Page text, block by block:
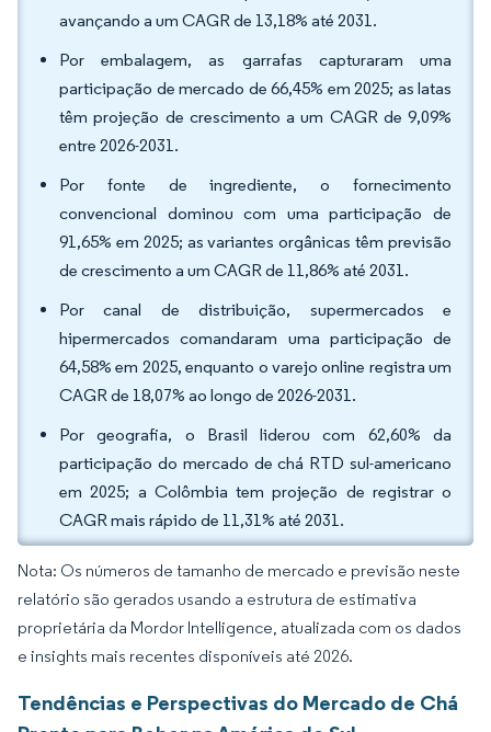
avançando a um CAGR de 13,18% até 2031.
Por embalagem, as garrafas capturaram uma
participação de mercado de 66,45% em 2025; as latas
têm projeção de crescimento a um CAGR de 9,09%
entre 2026-2031.
Por fonte de ingrediente, o fornecimento
convencional dominou com uma participação de
91,65% em 2025; as variantes orgânicas têm previsão
de crescimento a um CAGR de 11,86% até 2031.
Por canal de distribuição, supermercados e
hipermercados comandaram uma participação de
64,58% em 2025, enquanto o varejo online registra um
CAGR de 18,07% ao longo de 2026-2031.
Por geografia, o Brasil liderou com 62,60% da
participação do mercado de chá RTD sul-americano
em 2025; a Colômbia tem projeção de registrar o
CAGR mais rápido de 11,31% até 2031.
Nota: Os números de tamanho de mercado e previsão neste
relatório são gerados usando a estrutura de estimativa
proprietária da Mordor Intelligence, atualizada com os dados
e insights mais recentes disponíveis até 2026.
Tendências e Perspectivas do Mercado de Chá